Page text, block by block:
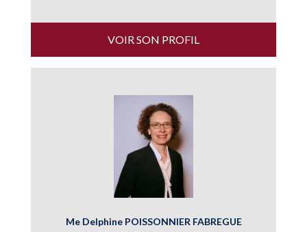
VOIR SON PROFIL
Me Delphine POISSONNIER FABREGUE